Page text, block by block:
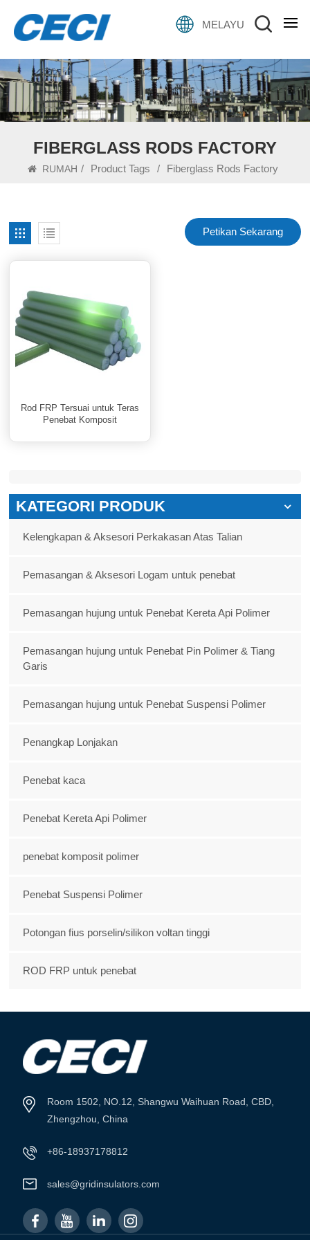
MELAYU
FIBERGLASS RODS FACTORY
RUMAH / Product Tags / Fiberglass Rods Factory
Petikan Sekarang
Rod FRP Tersuai untuk Teras
Penebat Komposit
KATEGORI PRODUK
Kelengkapan & Aksesori Perkakasan Atas Talian
Pemasangan & Aksesori Logam untuk penebat
Pemasangan hujung untuk Penebat Kereta Api Polimer
Pemasangan hujung untuk Penebat Pin Polimer & Tiang
Garis
Pemasangan hujung untuk Penebat Suspensi Polimer
Penangkap Lonjakan
Penebat kaca
Penebat Kereta Api Polimer
penebat komposit polimer
Penebat Suspensi Polimer
Potongan fius porselin/silikon voltan tinggi
ROD FRP untuk penebat
Room 1502, NO.12, Shangwu Waihuan Road, CBD,
Zhengzhou, China
+86-18937178812
sales@gridinsulators.com